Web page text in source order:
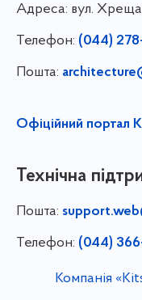
Адреса: вул.
Телефон: (044)
Пошта:
Офіційний портал
Технічна
Пошта:
Телефон: (044)
Компанія